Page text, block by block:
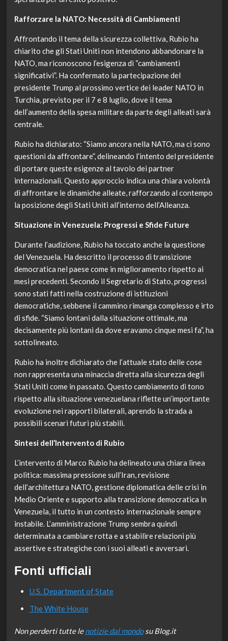
Rafforzare la NATO: Necessità di Cambiamenti
Affrontando il tema della sicurezza collettiva, Rubio ha
chiarito che gli Stati Uniti non intendono abbandonare la
NATO, ma riconoscono l’esigenza di “cambiamenti
significativi”. Ha confermato la partecipazione del
presidente Trump al prossimo vertice dei leader NATO in
Turchia, previsto per il 7 e 8 luglio, dove il tema
dell’aumento della spesa militare da parte degli alleati sarà
centrale.
Rubio ha dichiarato: “Siamo ancora nella NATO, ma ci sono
questioni da affrontare”, delineando l’intento del presidente
di portare queste esigenze al tavolo dei partner
internazionali. Questo approccio indica una chiara volontà
di affrontare le dinamiche alleate, rafforzando al contempo
la posizione degli Stati Uniti all’interno dell’Alleanza.
Situazione in Venezuela: Progressi e Sfide Future
Durante l’audizione, Rubio ha toccato anche la questione
del Venezuela. Ha descritto il processo di transizione
democratica nel paese come in miglioramento rispetto ai
mesi precedenti. Secondo il Segretario di Stato, progressi
sono stati fatti nella costruzione di istituzioni
democratiche, sebbene il cammino rimanga complesso e irto
di sfide. “Siamo lontani dalla situazione ottimale, ma
decisamente più lontani da dove eravamo cinque mesi fa”, ha
sottolineato.
Rubio ha inoltre dichiarato che l’attuale stato delle cose
non rappresenta una minaccia diretta alla sicurezza degli
Stati Uniti come in passato. Questo cambiamento di tono
rispetto alla situazione venezuelana riflette un’importante
evoluzione nei rapporti bilaterali, aprendo la strada a
possibili scenari futuri più stabili.
Sintesi dell’Intervento di Rubio
L’intervento di Marco Rubio ha delineato una chiara linea
politica: massima pressione sull’Iran, revisione
dell’architettura NATO, gestione diplomatica delle crisi in
Medio Oriente e supporto alla transizione democratica in
Venezuela, il tutto in un contesto internazionale sempre
instabile. L’amministrazione Trump sembra quindi
determinata a cambiare rotta e a stabilire relazioni più
assertive e strategiche con i suoi alleati e avversari.
Fonti ufficiali
U.S. Department of State
The White House
Non perderti tutte lenotizie dal mondosu Blog.it